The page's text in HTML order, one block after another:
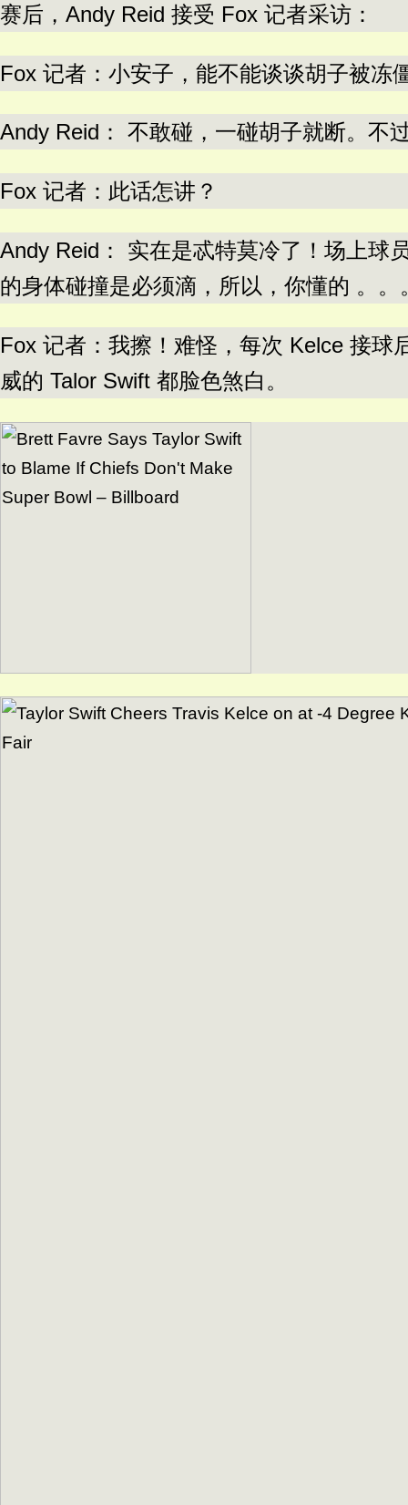
赛后，Andy Reid 接受 Fox 记者采访：
Fox 记者：小安子，能不能谈谈胡子被冻
Andy Reid： 不敢碰，一碰胡子就断。不
Fox 记者：此话怎讲？
Andy Reid： 实在是忒特莫冷了！场上球
的身体碰撞是必须滴，所以，你懂的 。。
Fox 记者：我擦！难怪，每次 Kelce 接
威的 Talor Swift 都脸色煞白。